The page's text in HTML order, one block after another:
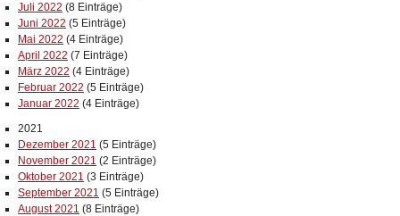
Juli 2022 (8 Einträge)
Juni 2022 (5 Einträge)
Mai 2022 (4 Einträge)
April 2022 (7 Einträge)
März 2022 (4 Einträge)
Februar 2022 (5 Einträge)
Januar 2022 (4 Einträge)
2021
Dezember 2021 (5 Einträge)
November 2021 (2 Einträge)
Oktober 2021 (3 Einträge)
September 2021 (5 Einträge)
August 2021 (8 Einträge)